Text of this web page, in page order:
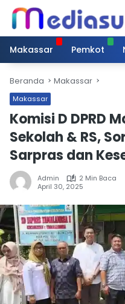
Langsung
konten
Makassar
Pemkot
Beranda Makassar
Makassar
Komisi D DPRD
Sekolah & RS,
Sarpras dan
Admin
2 Min Baca
April 30, 2025